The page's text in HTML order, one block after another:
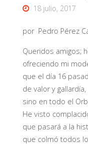
18 julio, 2017
por Pedro Pérez
Queridos amigos;
ofreciendo mi
que el día 16
de valor y
sino en todo el
He visto
que pasará a la
que colmó todos